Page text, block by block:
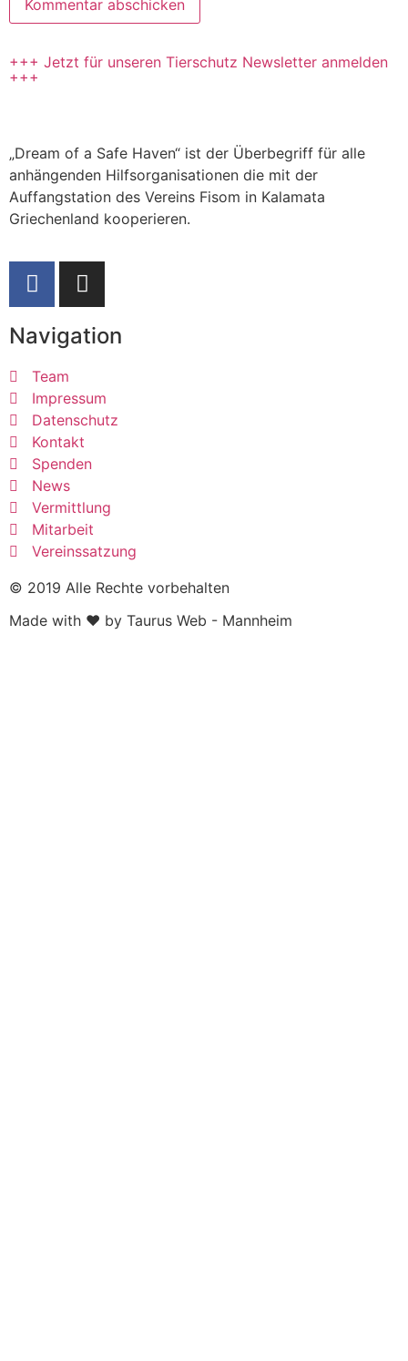
+++ Jetzt für unseren Tierschutz Newsletter anmelden
+++
„Dream of a Safe Haven“ ist der Überbegriff für alle
anhängenden Hilfsorganisationen die mit der
Auffangstation des Vereins Fisom in Kalamata
Griechenland kooperieren.
Navigation
Team
Impressum
Datenschutz
Kontakt
Spenden
News
Vermittlung
Mitarbeit
Vereinssatzung
© 2019 Alle Rechte vorbehalten
Made with ❤ by Taurus Web - Mannheim